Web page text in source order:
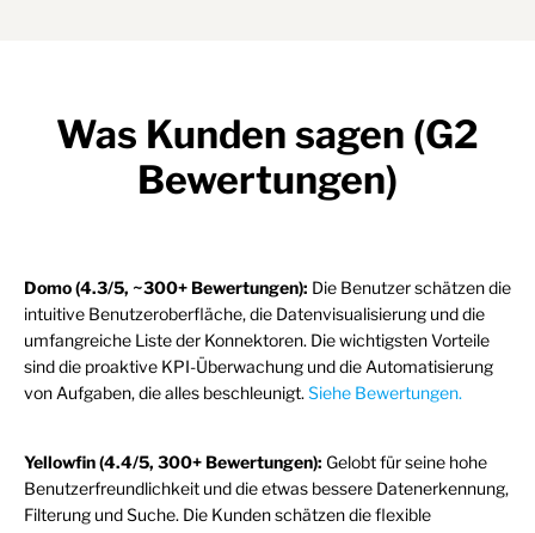
Was Kunden sagen (G2
Bewertungen)
Domo (4.3/5, ~300+ Bewertungen): Die Benutzer schätzen die
intuitive Benutzeroberfläche, die Datenvisualisierung und die
umfangreiche Liste der Konnektoren. Die wichtigsten Vorteile
sind die proaktive KPI-Überwachung und die Automatisierung
von Aufgaben, die alles beschleunigt. Siehe Bewertungen.
Yellowfin (4.4/5, 300+ Bewertungen): Gelobt für seine hohe
Benutzerfreundlichkeit und die etwas bessere Datenerkennung,
Filterung und Suche. Die Kunden schätzen die flexible